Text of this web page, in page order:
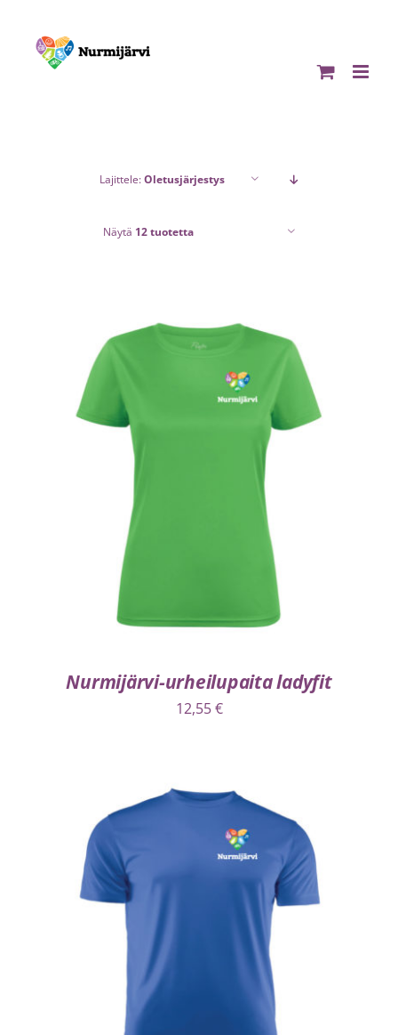
content
Lajittele:Oletusjärjestys
Näytä 12 tuotetta
VALITSE VAIHTOEHDOISTA LISÄTIEDOT
Nurmijärvi-urheilupaita ladyfit
12,55€
VALITSE VAIHTOEHDOISTA LISÄTIEDOT